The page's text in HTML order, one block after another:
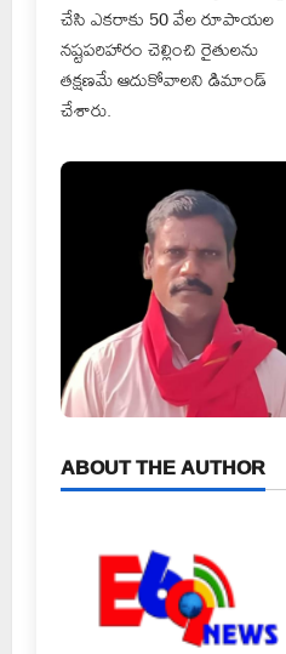
చేసి ఎకరాకు 50 వేల రూపాయల
నష్టపరిహారం చెల్లించి రైతులను
తక్షణమే ఆదుకోవాలని డిమాండ్
చేశారు.
ABOUT THE AUTHOR